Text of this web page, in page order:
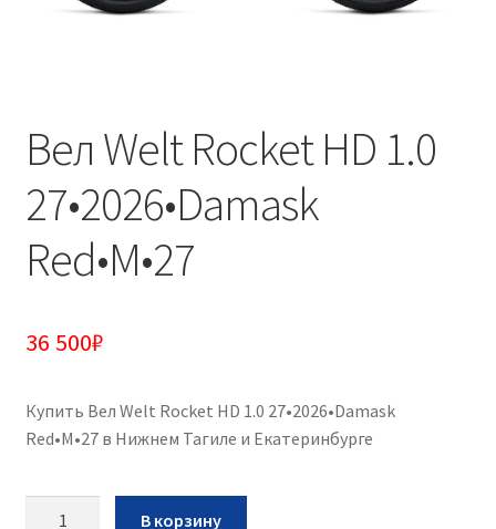
Вел Welt Rocket HD 1.0
27•2026•Damask
Red•M•27
36 500₽
Купить Вел Welt Rocket HD 1.0 27•2026•Damask
Red•M•27 в Нижнем Тагиле и Екатеринбурге
В корзину